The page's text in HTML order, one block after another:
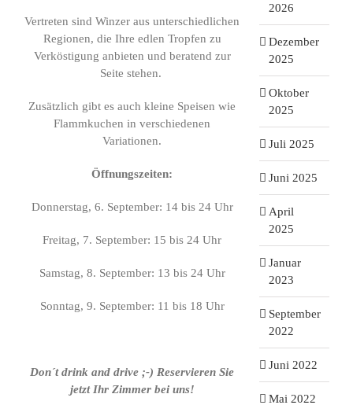
Vertreten sind Winzer aus unterschiedlichen
Regionen, die Ihre edlen Tropfen zu
Verköstigung anbieten und beratend zur
Seite stehen.
Zusätzlich gibt es auch kleine Speisen wie
Flammkuchen in verschiedenen
Variationen.
Öffnungszeiten:
Donnerstag, 6. September: 14 bis 24 Uhr
Freitag, 7. September: 15 bis 24 Uhr
Samstag, 8. September: 13 bis 24 Uhr
Sonntag, 9. September: 11 bis 18 Uhr
Don´t drink and drive ;-) Reservieren Sie
jetzt Ihr Zimmer bei uns!
2026
Dezember
2025
Oktober
2025
Juli 2025
Juni 2025
April
2025
Januar
2023
September
2022
Juni 2022
Mai 2022